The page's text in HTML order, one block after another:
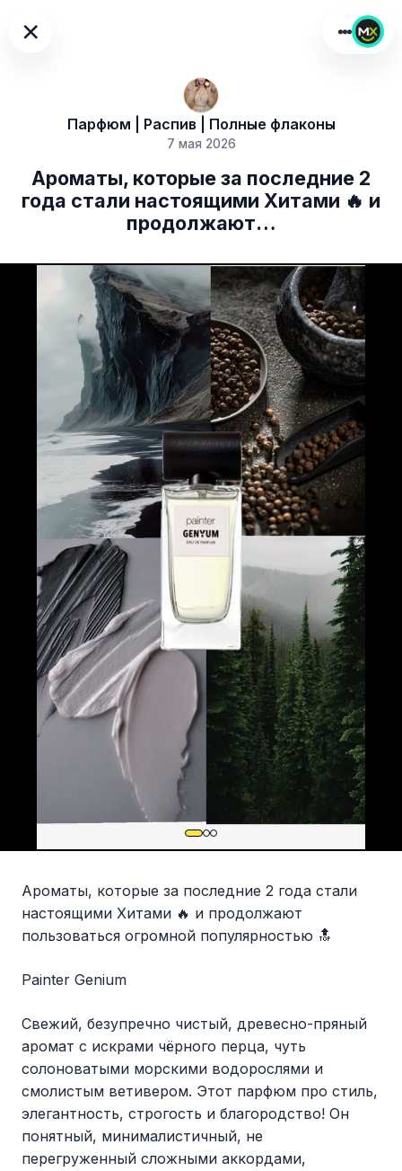
×
Парфюм | Распив | Полные флаконы
7 мая 2026
Ароматы, которые за последние 2
года стали настоящими Хитами 🔥 и
продолжают…
Ароматы, которые за последние 2 года стали
настоящими Хитами 🔥 и продолжают
пользоваться огромной популярностью 🔝
Painter Genium
Cвежий, безупречно чистый, древесно-пряный
аромат с искрами чёрного перца, чуть
солоноватыми морскими водорослями и
смолистым ветивером. Этот парфюм про стиль,
элегантность, строгость и благородство! Он
понятный, минималистичный, не
перегруженный сложными аккордами,